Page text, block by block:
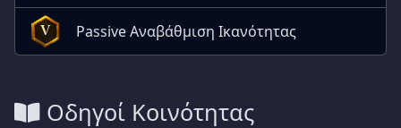
V Passive Αναβάθμιση Ικανότητας
Οδηγοί Κοινότητας